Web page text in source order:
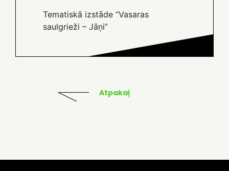
Tematiskā izstāde “Vasaras
saulgrieži – Jāņi”
Atpakaļ